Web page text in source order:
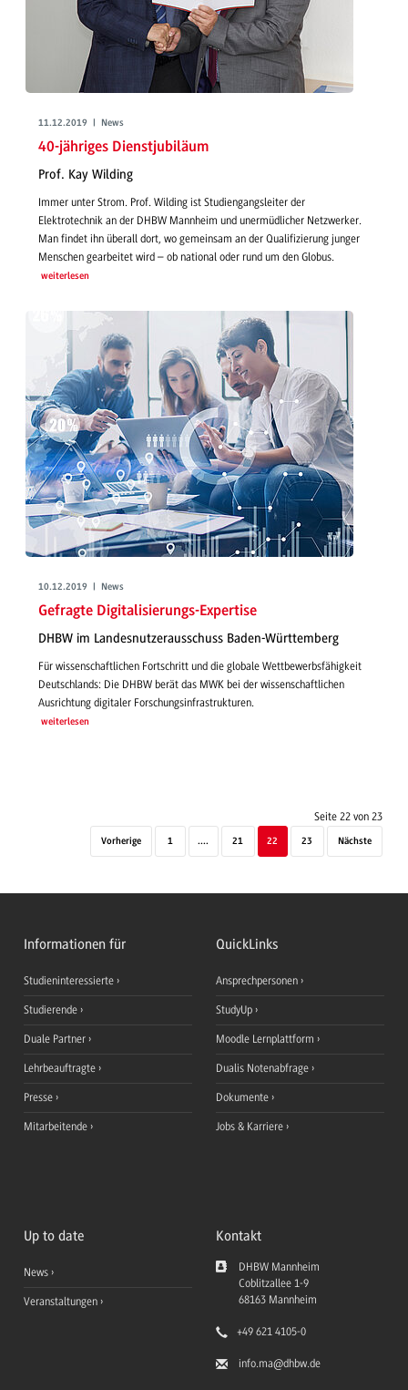
11.12.2019 | News
40-jähriges Dienstjubiläum
Prof. Kay Wilding
Immer unter Strom. Prof. Wilding ist Studiengangsleiter der
Elektrotechnik an der DHBW Mannheim und unermüdlicher Netzwerker.
Man findet ihn überall dort, wo gemeinsam an der Qualifizierung junger
Menschen gearbeitet wird – ob national oder rund um den Globus.
weiterlesen
10.12.2019 | News
Gefragte Digitalisierungs-Expertise
DHBW im Landesnutzerausschuss Baden-Württemberg
Für wissenschaftlichen Fortschritt und die globale Wettbewerbsfähigkeit
Deutschlands: Die DHBW berät das MWK bei der wissenschaftlichen
Ausrichtung digitaler Forschungsinfrastrukturen.
weiterlesen
Seite 22 von 23
Vorherige 1 .... 21 22 23 Nächste
Informationen für
Studieninteressierte
Studierende
Duale Partner
Lehrbeauftragte
Presse
Mitarbeitende
QuickLinks
Ansprechpersonen
StudyUp
Moodle Lernplattform
Dualis Notenabfrage
Dokumente
Jobs & Karriere
Up to date
News
Veranstaltungen
Kontakt
DHBW Mannheim
Coblitzallee 1-9
68163 Mannheim
+49 621 4105-0
info.ma@dhbw.de